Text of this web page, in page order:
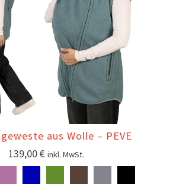
aus Wolle – PEVE
139,00€ inkl. MwSt.